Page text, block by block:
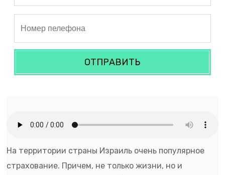
ОТПРАВИТЬ
На территории страны Израиль очень популярное
страхование. Причем, не только жизни, но и